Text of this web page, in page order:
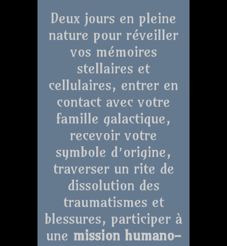
Deux jours en pleine
nature pour réveiller
vos mémoires
stellaires et
cellulaires, entrer en
contact avec votre
famille galactique,
recevoir votre
symbole d’origine,
traverser un rite de
dissolution des
traumatismes et
blessures, participer à
une mission humano-